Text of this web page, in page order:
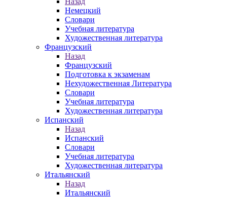
Немецкий
Словари
Учебная литература
Художественная литература
Французский
Назад
Французский
Подготовка к экзаменам
Нехудожественная Литература
Словари
Учебная литература
Художественная литература
Испанский
Назад
Испанский
Словари
Учебная литература
Художественная литература
Итальянский
Назад
Итальянский